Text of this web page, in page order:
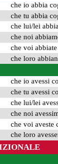
che io abbia
che tu abbia
che lui/lei
che noi
che voi
che loro
che io avessi
che tu avessi
che lui/lei
che noi
che voi aveste
che loro